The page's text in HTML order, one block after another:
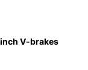
V-brakes